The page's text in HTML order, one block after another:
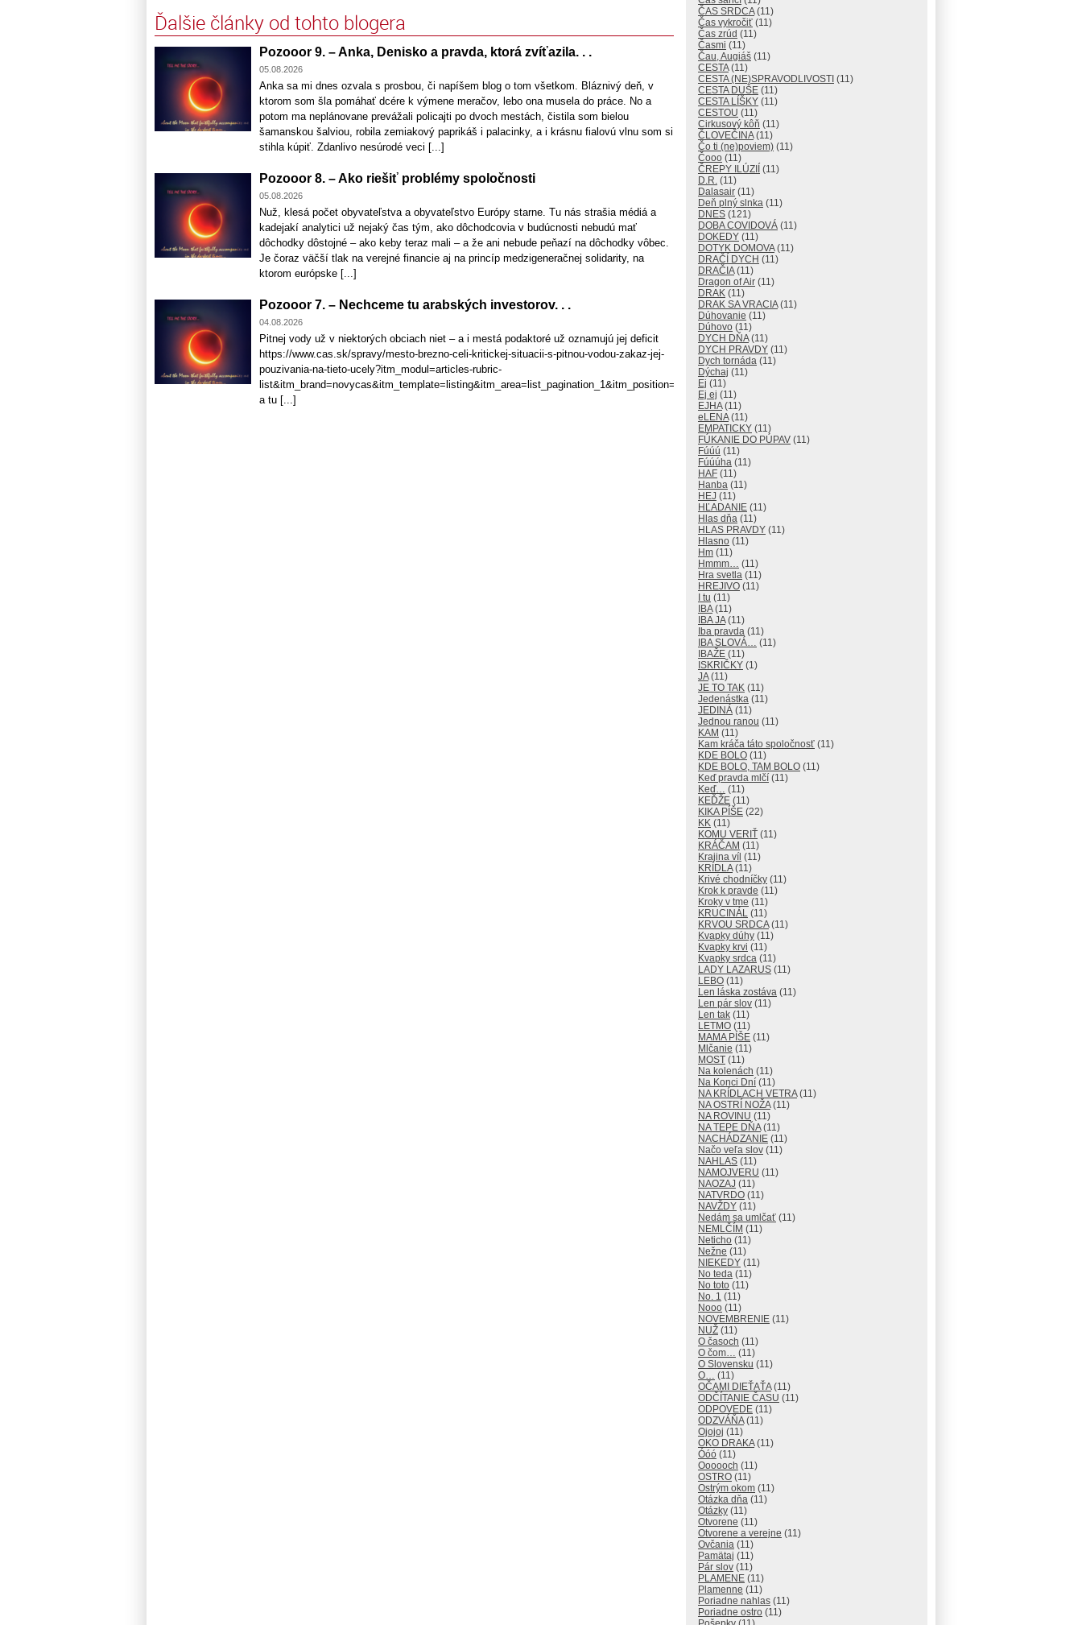
Ďalšie články od tohto blogera
Pozooor 9. – Anka, Denisko a pravda, ktorá zvíťazila. . .
05.08.2026
Anka sa mi dnes ozvala s prosbou, či napíšem blog o tom všetkom. Bláznivý deň, v
ktorom som šla pomáhať dcére k výmene meračov, lebo ona musela do práce. No a
potom ma neplánovane prevážali policajti po dvoch mestách, čistila som bielou
šamanskou šalviou, robila zemiakový paprikáš i palacinky, a i krásnu fialovú vlnu som si
stihla kúpiť. Zdanlivo nesúrodé veci [...]
Pozooor 8. – Ako riešiť problémy spoločnosti
05.08.2026
Nuž, klesá počet obyvateľstva a obyvateľstvo Európy starne. Tu nás strašia médiá a
kadejakí analytici už nejaký čas tým, ako dôchodcovia v budúcnosti nebudú mať
dôchodky dôstojné – ako keby teraz mali – a že ani nebude peňazí na dôchodky vôbec.
Je čoraz väčší tlak na verejné financie aj na princíp medzigeneračnej solidarity, na
ktorom európske [...]
Pozooor 7. – Nechceme tu arabských investorov. . .
04.08.2026
Pitnej vody už v niektorých obciach niet – a i mestá podaktoré už oznamujú jej deficit
https://www.cas.sk/spravy/mesto-brezno-celi-kritickej-situacii-s-pitnou-vodou-zakaz-jej-
pouzivania-na-tieto-ucely?itm_modul=articles-rubric-
list&itm_brand=novycas&itm_template=listing&itm_area=list_pagination_1&itm_position=6
a tu [...]
ČAS SRDCA(11)
Čas vykročiť (11)
Čas zrúd (11)
Časmi (11)
Čau, Augiáš (11)
CESTA(11)
CESTA (NE)SPRAVODLIVOSTI (11)
CESTA DUŠE (11)
CESTA LÍŠKY (11)
CESTOU (11)
Cirkusový kôň (11)
ČLOVEČINA(11)
Čo ti (ne)poviem) (11)
Čooo (11)
ČREPY ILÚZIÍ
(11)
D.R. (11)
Dalasair (11)
Deň plný slnka (11)
DNES (121)
DOBA COVIDOVÁ (11)
DOKEDY (11)
DOTYK DOMOVA(11)
DRAČÍ DYCH (11)
DRAČIA(11)
Dragon of Air (11)
DRAK (11)
DRAK SA VRACIA(11)
Dúhovanie (11)
Dúhovo (11)
DYCH DŇA(11)
DYCH PRAVDY (11)
Dych tornáda (11)
Dýchaj (11)
Ej (11)
Ej ej (11)
EJHA(11)
eLENA(11)
EMPATICKY (11)
FÚKANIE DO PÚPAV (11)
Fúúú (11)
Fúúúha (11)
HAF (11)
Hanba (11)
HEJ (11)
HĽADANIE (11)
Hlas dňa (11)
HLAS PRAVDY (11)
Hlasno (11)
Hm (11)
Hmmm… (11)
Hra svetla (11)
HREJIVO (11)
I tu (11)
IBA(11)
IBA JA(11)
Iba pravda (11)
IBA SLOVÁ… (11)
IBAŽE (11)
ISKRIČKY (1)
JA(11)
JE TO TAK (11)
Jedenástka (11)
JEDINÁ (11)
Jednou ranou (11)
KAM (11)
Kam kráča táto spoločnosť (11)
KDE BOLO (11)
KDE BOLO, TAM BOLO (11)
Keď pravda mlčí (11)
Keď… (11)
KEĎŽE (11)
KIKA PÍŠE (22)
KK (11)
KOMU VERIŤ (11)
KRÁČAM (11)
Krajina víl (11)
KRÍDLA(11)
Krivé chodníčky (11)
Krok k pravde (11)
Kroky v tme (11)
KRUCINÁL (11)
KRVOU SRDCA(11)
Kvapky dúhy (11)
Kvapky krvi (11)
Kvapky srdca (11)
LADY LAZARUS (11)
LEBO (11)
Len láska zostáva (11)
Len pár slov (11)
Len tak (11)
LETMO (11)
MAMA PÍŠE (11)
Mlčanie (11)
MOST (11)
Na kolenách (11)
Na Konci Dní (11)
NA KRÍDLACH VETRA(11)
NA OSTRÍ NOŽA(11)
NA ROVINU (11)
NA TEPE DŇA(11)
NACHÁDZANIE (11)
Načo veľa slov (11)
NAHLAS (11)
NAMOJVERU (11)
NAOZAJ (11)
NATVRDO (11)
NAVŽDY (11)
Nedám sa umlčať (11)
NEMLČÍM (11)
Neticho (11)
Nežne (11)
NIEKEDY (11)
No teda (11)
No toto (11)
No. 1 (11)
Nooo (11)
NOVEMBRENIE (11)
NUŽ (11)
O časoch (11)
O čom… (11)
O Slovensku (11)
O… (11)
OČAMI DIEŤAŤA(11)
ODČÍTANIE ČASU (11)
ODPOVEDE (11)
ODZVÁŇA(11)
Ojojoj (11)
OKO DRAKA(11)
Óóó (11)
Oooooch (11)
OSTRO (11)
Ostrým okom (11)
Otázka dňa (11)
Otázky (11)
Otvorene (11)
Otvorene a verejne (11)
Ovčania (11)
Pamätaj (11)
Pár slov (11)
PLAMENE (11)
Plamenne (11)
Poriadne nahlas (11)
Poriadne ostro (11)